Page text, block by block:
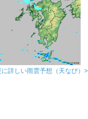
に詳しい雨雲予想（天なび）>